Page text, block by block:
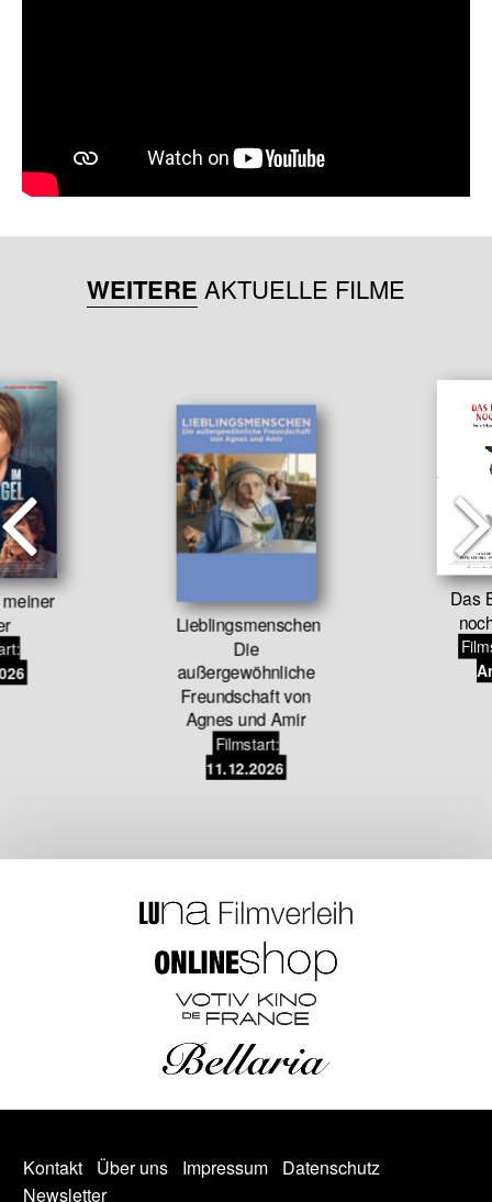
WEITERE AKTUELLE FILME
Lieblingsmenschen
Die
außergewöhnliche
Freundschaft von
Agnes und Amir
Filmstart:
11.12.2026
Das
Kontakt Über uns Impressum
Datenschutz
Newsletter